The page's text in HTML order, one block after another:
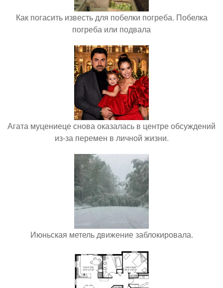
Как погасить известь для побелки погреба. Побелка
погреба или подвала
Агата муцениеце снова оказалась в центре обсуждений
из-за перемен в личной жизни.
Июньская метель движение заблокировала.